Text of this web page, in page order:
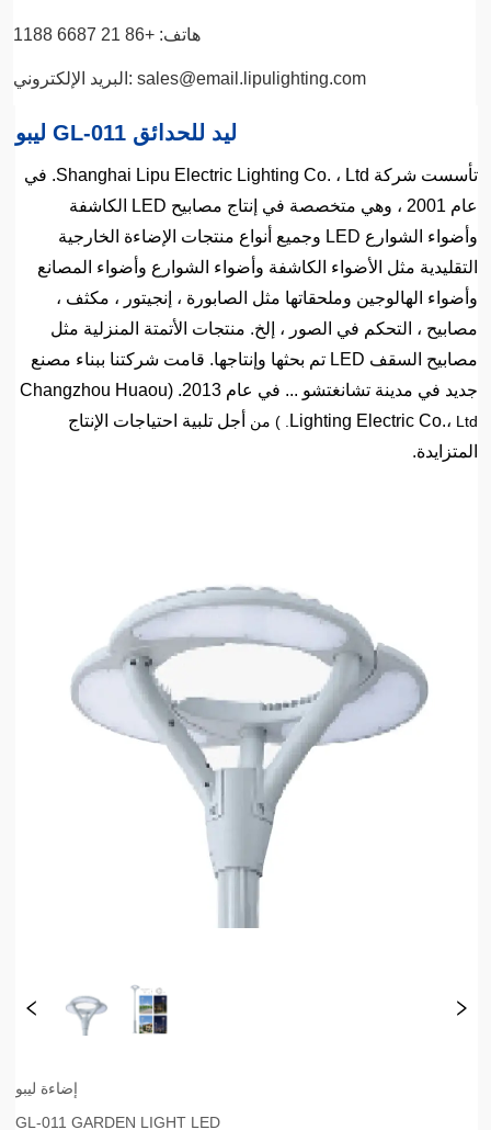
هاتف: +86 21 6687 1188
البريد الإلكتروني: sales@email.lipulighting.com
ليبو GL-011 ليد للحدائق
تأسست شركة Shanghai Lipu Electric Lighting Co. ، Ltd. في
عام 2001 ، وهي متخصصة في إنتاج مصابيح LED الكاشفة
وأضواء الشوارع LED وجميع أنواع منتجات الإضاءة الخارجية
التقليدية مثل الأضواء الكاشفة وأضواء الشوارع وأضواء المصانع
وأضواء الهالوجين وملحقاتها مثل الصابورة ، إنجيتور ، مكثف ،
مصابيح ، التحكم في الصور ، إلخ. منتجات الأتمتة المنزلية مثل
مصابيح السقف LED تم بحثها وإنتاجها. قامت شركتنا ببناء مصنع
جديد في مدينة تشانغتشو ... في عام 2013. (Changzhou Huaou
Lighting Electric Co.، Ltd. ) من
أجل تلبية احتياجات الإنتاج
المتزايدة.